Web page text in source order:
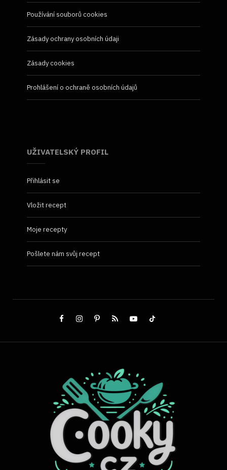
Používání souborů cookies
Zásady ochrany osobních údaji
Zásady cookies
Prohlášení o ochraně osobních údajů
UŽIVATELSKÝ PROFIL
Přihlásit se
Vložit recept
Moje recepty
Pošlete nám svůj recept